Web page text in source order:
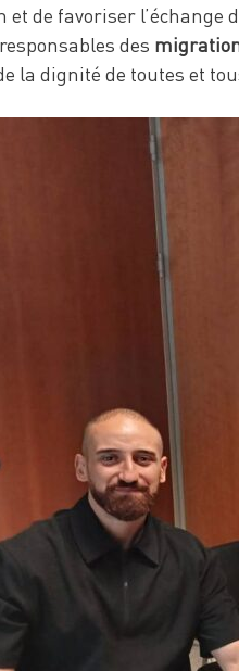
de favoriser l’échange
des
la dignité de toutes et